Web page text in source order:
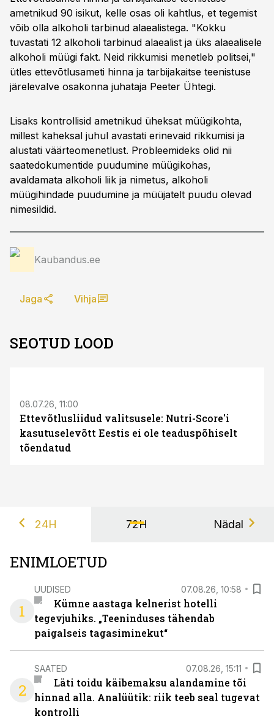
ametnikud 90 isikut, kelle osas oli kahtlus, et tegemist
võib olla alkoholi tarbinud alaealistega. "Kokku
tuvastati 12 alkoholi tarbinud alaealist ja üks alaealisele
alkoholi müügi fakt. Neid rikkumisi menetleb politsei,"
ütles ettevõtlusameti hinna ja tarbijakaitse teenistuse
järelevalve osakonna juhataja Peeter Ühtegi.
Lisaks kontrollisid ametnikud üheksat müügikohta,
millest kaheksal juhul avastati erinevaid rikkumisi ja
alustati väärteomenetlust. Probleemideks olid nii
saatedokumentide puudumine müügikohas,
avaldamata alkoholi liik ja nimetus, alkoholi
müügihindade puudumine ja müüjatelt puudu olevad
nimesildid.
Kaubandus.ee
Jaga Vihja
SEOTUD LOOD
08.07.26, 11:00
Ettevõtlusliidud valitsusele: Nutri-Score'i
kasutuselevõtt Eestis ei ole teaduspõhiselt
tõendatud
24H 72H Nädal
ENIMLOETUD
1
UUDISED 07.08.26, 10:58
Kümne aastaga kelnerist hotelli
tegevjuhiks. „Teeninduses tähendab
paigalseis tagasiminekut“
2
SAATED 07.08.26, 15:11
Läti toidu käibemaksu alandamine tõi
hinnad alla. Analüütik: riik teeb seal tugevat
kontrolli